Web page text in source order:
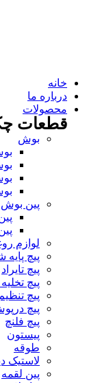
خانه
درباره ما
محصولات
قطعات
بوش
پین بوش
لوازم
پیچ پایه
پیچ تایراد
پیچ تخلیه
پیچ
پیچ
پیچ فلنچ
پیستون
طوقه
لاستیک
پین لقمه